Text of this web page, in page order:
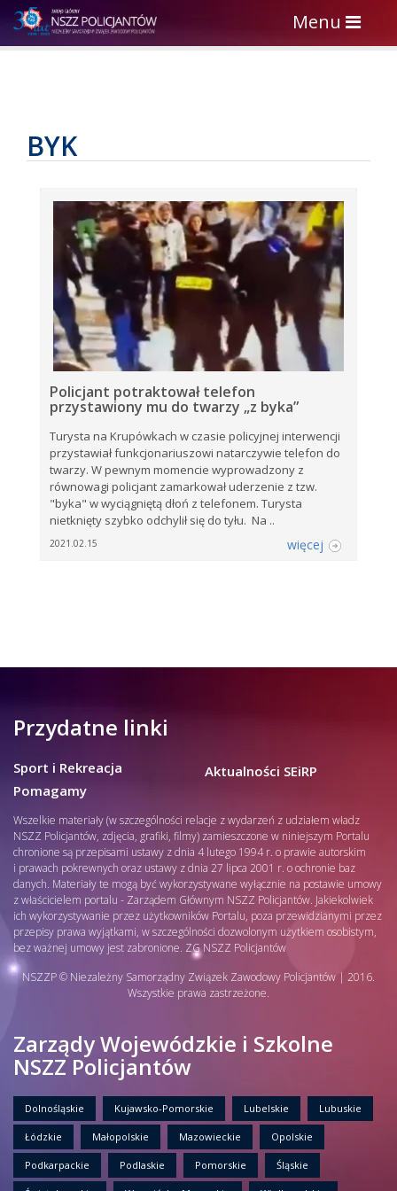
Toggle
navigation
Menu
BYK
Policjant potraktował telefon
przystawiony mu do twarzy „z byka”
Turysta na Krupówkach w czasie policyjnej interwencji
przystawiał funkcjonariuszowi natarczywie telefon do
twarzy. W pewnym momencie wyprowadzony z
równowagi policjant zamarkował uderzenie z tzw.
"byka" w wyciągniętą dłoń z telefonem. Turysta
nietknięty szybko odchylił się do tyłu. Na ..
2021.02.15 więcej
Przydatne linki
Sport i Rekreacja
Pomagamy
Aktualności SEiRP
Wszelkie materiały (w szczególności relacje z wydarzeń z udziałem władz
NSZZ Policjantów, zdjęcia, grafiki, filmy) zamieszczone w niniejszym Portalu
chronione są przepisami ustawy z dnia 4 lutego 1994 r. o prawie autorskim
i prawach pokrewnych oraz ustawy z dnia 27 lipca 2001 r. o ochronie baz
danych. Materiały te mogą być wykorzystywane wyłącznie na postawie umowy
z właścicielem portalu - Zarządem Głównym NSZZ Policjantów. Jakiekolwiek
ich wykorzystywanie przez użytkowników Portalu, poza przewidzianymi przez
przepisy prawa wyjątkami, w szczególności dozwolonym użytkiem osobistym,
bez ważnej umowy jest zabronione. ZG NSZZ Policjantów
NSZZP © Niezależny Samorządny Związek Zawodowy Policjantów | 2016.
Wszystkie prawa zastrzeżone.
Zarządy Wojewódzkie i Szkolne
NSZZ Policjantów
Dolnośląskie Kujawsko-Pomorskie Lubelskie Lubuskie
Łódzkie Małopolskie Mazowieckie Opolskie
Podkarpackie Podlaskie Pomorskie Śląskie